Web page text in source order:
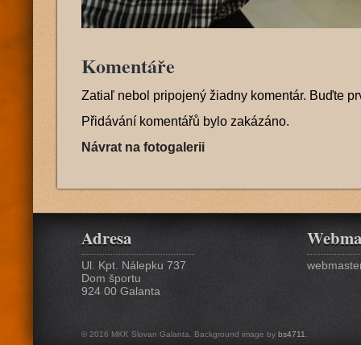
Komentáře
Zatiaľ nebol pripojený žiadny komentár. Buďte
Přidávání komentářů bylo zakázáno.
Návrat na fotogalerii
Adresa
Ul. Kpt. Nálepku 737
Dom športu
924 00 Galanta
© 2016 MKK Slovan Galanta. Background image by bs4711